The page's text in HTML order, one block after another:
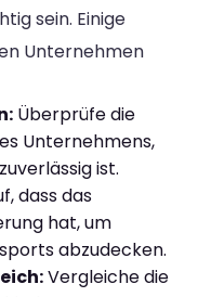
sein. Einige
Unternehmen
Überprüfe die
Unternehmens,
ist.
dass das
hat, um
abzudecken.
Vergleiche die